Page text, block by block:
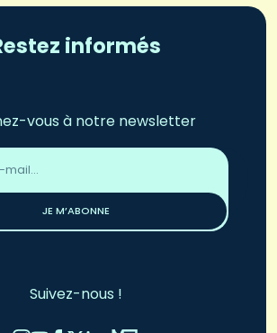
informés
vous à notre newsletter
JE M’ABONNE
Suivez-nous !